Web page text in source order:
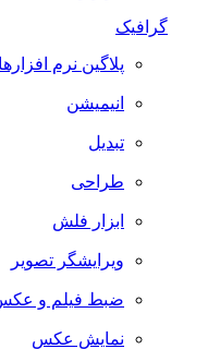
گرافیک
پلاگین نرم افزارها
انیمیشن
تبدیل
طراحی
ابزار فلش
ویرایشگر تصویر
ضبط فيلم و عكس
نمایش عکس